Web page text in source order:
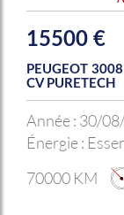
15500 €
PEUGEOT
CV PURETECH
Année : 30/
Énergie :
70000 KM